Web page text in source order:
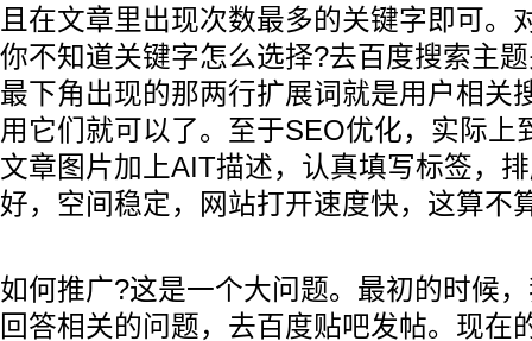
且在文章里出现次数最多的关键字即可。
你不知道关键字怎么选择?去百度搜索主
最下角出现的那两行扩展词就是用户相关
用它们就可以了。至于SEO优化，实际上
文章图片加上AIT描述，认真填写标签，
好，空间稳定，网站打开速度快，这算不
如何推广?这是一个大问题。最初的时候
回答相关的问题，去百度贴吧发帖。现在